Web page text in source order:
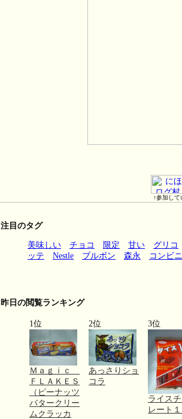
↑参加して
注目のタグ
美味しい チョコ 限定 甘い
グリコ
ッテ
Nestle ブルボン 森永 コンビニ
昨日の閲覧ランキング
1位
Ｍａｇｉｃ
ＦＬＡＫＥＳ
（ピーナッツ
バタークリー
ムクラッカ
2位
あっさりショ
コラ
3位
ライス
レート